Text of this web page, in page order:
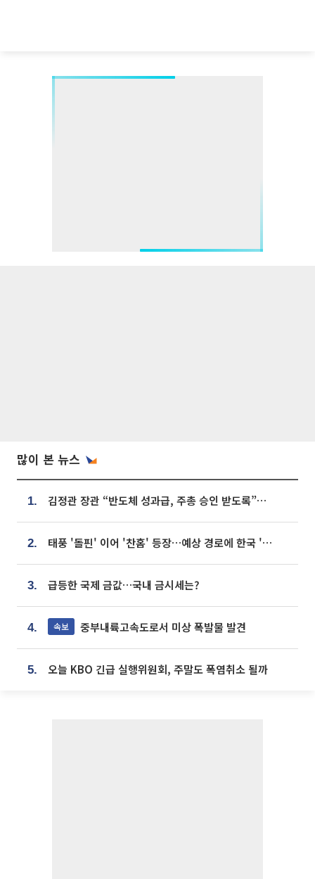
많이 본 뉴스
1. 김정관 장관 “반도체 성과급, 주총 승인 받도록”…상법·자본시장법 개정 시사
2. 태풍 '돌핀' 이어 '찬홈' 등장…예상 경로에 한국 '한숨'
3. 급등한 국제 금값…국내 금시세는?
4. 속보 중부내륙고속도로서 미상 폭발물 발견
5. 오늘 KBO 긴급 실행위원회, 주말도 폭염취소 될까